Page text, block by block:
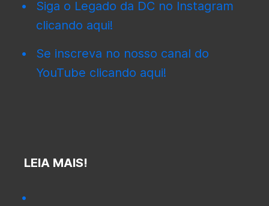
Siga o Legado da DC no Instagram
clicando aqui!
Se inscreva no nosso canal do
YouTube clicando aqui!
LEIA MAIS!